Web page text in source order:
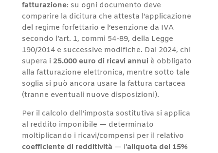
fatturazione: su ogni documento deve
comparire la dicitura che attesta l’applicazione
del regime forfettario e l’esenzione da IVA
secondo l’art. 1, commi 54-89, della Legge
190/2014 e successive modifiche. Dal 2024, chi
supera i 25.000 euro di ricavi annuiè obbligato
alla fatturazione elettronica, mentre sotto tale
soglia si può ancora usare la fattura cartacea
(tranne eventuali nuove disposizioni).
Per il calcolo dell’imposta sostitutiva si applica
al reddito imponibile — determinato
moltiplicando i ricavi/compensi per il relativo
coefficiente di redditività — l’aliquota del 15%